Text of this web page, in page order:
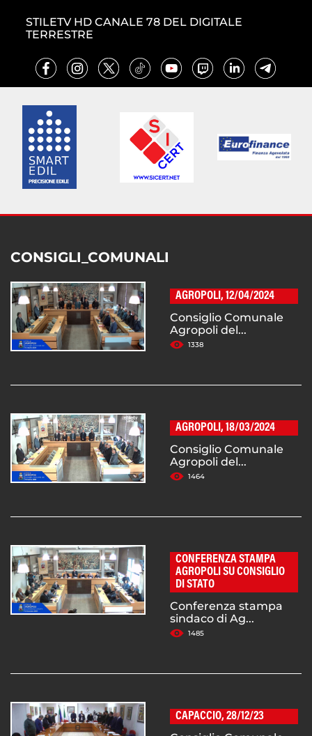
STILETV HD CANALE 78 DEL DIGITALE
TERRESTRE
CONSIGLI_COMUNALI
AGROPOLI, 12/04/2024
Consiglio Comunale
Agropoli del...
1338
AGROPOLI, 18/03/2024
Consiglio Comunale
Agropoli del...
1464
CONFERENZA STAMPA
AGROPOLI SU CONSIGLIO
DI STATO
Conferenza stampa
sindaco di Ag...
1485
CAPACCIO, 28/12/23